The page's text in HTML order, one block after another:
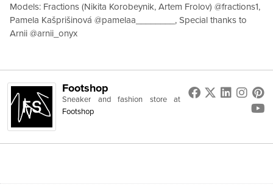
Models: Fractions (Nikita Korobeynik, Artem Frolov) @fractions1,
Pamela Kašprišinová @pamelaa________, Special thanks to
Arnii @arnii_onyx
Footshop
Sneaker and fashion storeat
Footshop